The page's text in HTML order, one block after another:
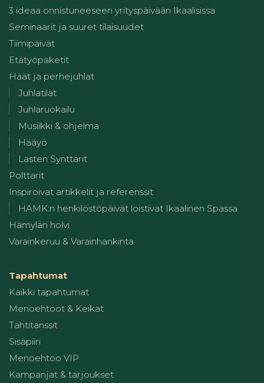
3 ideaa onnistuneeseen yrityspäivään Ikaalisissa
Seminaarit ja suuret tilaisuudet
Tiimipäivät
Etätyöpaketit
Häät ja perhejuhlat
Juhlatilat
Juhlaruokailu
Musiikki & ohjelma
Hääyö
Lasten Synttärit
Polttarit
Inspiroivat artikkelit ja referenssit
HAMK:n henkilöstöpäivät loistivat Ikaalinen Spassa
Hämylän holvi
Varainkeruu & Varainhankinta
Tapahtumat
Kaikki tapahtumat
Menoehtoot & Keikat
Tähtitanssit
Sisäpiiri
Menoehtoo VIP
Kampanjat & tarjoukset